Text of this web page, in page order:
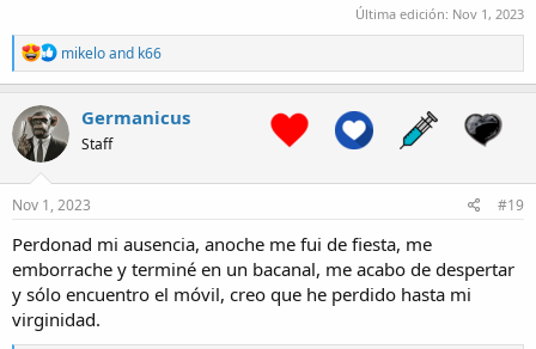
Última edición: Nov 1, 2023
R
e
a
i
n
s
mikeloand k66
Germanicus
Staff
Nov 1, 2023 #19
Perdonad mi ausencia, anoche me fui de fiesta, me
emborrache y terminé en un bacanal, me acabo de despertar
y sólo encuentro el móvil, creo que he perdido hasta mi
virginidad.